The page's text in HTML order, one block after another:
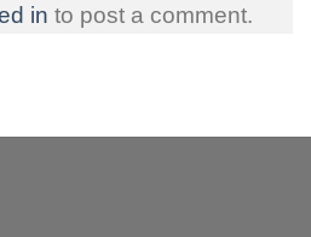
in to post a comment.